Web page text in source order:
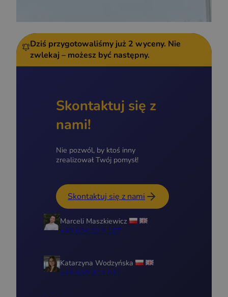
Dziś przygotowaliśmy już 2 wyceny. Nie
zwlekaj – możesz być następny.
Skontaktuj się z
nami!
Nie pozwól, by ktoś inny
zrealizował Twój pomysł!
Skontaktuj się z nami
Marceli Maszkiewicz
+48 696 029 167
Katarzyna Wodzyńska
+48 539 314 031